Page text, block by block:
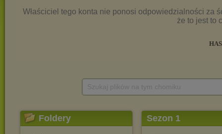
Foldery Sezon 1